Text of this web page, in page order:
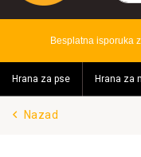
Akvaristika
Teraristika
Brendovi
Besplatna isporuka
Hrana za pse Hrana za
Nazad